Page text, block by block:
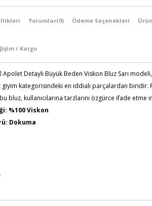
Yorumlar(0) Ödeme Seçenekleri
/ Kargo
Apolet Detaylı Büyük Beden Viskon Bluz Sarı modeli,
giyim kategorisindeki en iddialı parçalardan biridir.
bluz, kullanıcılarına tarzlarını özgürce ifade etme
%100 Viskon
Dokuma
75 cm